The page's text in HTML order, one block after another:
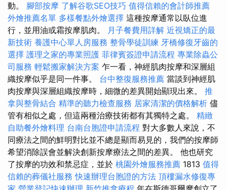
動。 腳部按摩 了解谷歌SEO技巧 值得信賴的會計師推薦
外燴推薦名單 多樣餐點外燴選擇 這種按摩通常以臥位進
行，並用油或霜按摩肌肉。 月子餐費用詳解 近視矯正的最
新技術 養護中心單人房服務 整骨學徒訓練 牙橋修復牙齒的
選擇 護理之家的專業照護 菲律賓簽證申請流程 專業除蟲公
司服務 輕鬆搬家解決方案 乍一看，神經肌肉按摩和深層組
織按摩似乎是同一件事。 台中整復服務推薦 當談到神經肌
肉按摩與深層組織按摩時，細微的差異開始顯現出來。 推
拿與整骨結合 精準的聽力檢查服務 居家清潔的價格解析 儘
管有相似之處，但這兩種治療技術都有其獨特之處。 精緻
自助餐外燴料理 台南台胞證申請流程 對大多數人來說，不
同療法之間的鮮明對比並不總是顯而易見的，我們的按摩師
希望消除誤會並解決創新按摩療法之間的差異。 他也研究
了按摩的功效和禁忌症，並於 桃園外燴服務推薦 1813 值得
信賴的葬儀社服務 快速辦理台胞證的方法 頂樓漏水修復專